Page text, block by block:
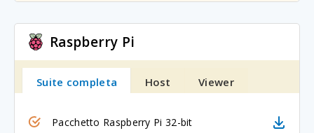
Raspberry Pi
Suite completa Host Viewer
Pacchetto Raspberry Pi 32-bit